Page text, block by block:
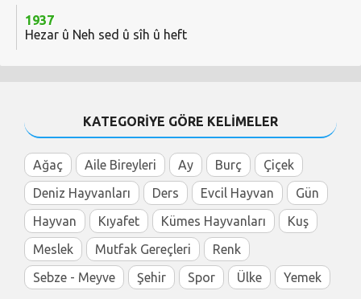
1937
Hezar û Neh sed û sîh û heft
KATEGORİYE GÖRE KELİMELER
Ağaç Aile Bireyleri Ay Burç
Çiçek
Deniz Hayvanları
Ders Evcil Hayvan
Gün
Hayvan
Kıyafet Kümes Hayvanları
Kuş
Meslek
Mutfak Gereçleri
Renk
Sebze - Meyve
Şehir Spor Ülke Yemek